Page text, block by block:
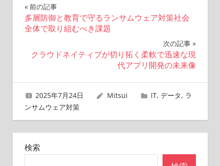
投
稿
ナ
ゲ
ー
シ
ョ
前の記事
多層防御と教育で守るランサムウェア対策社会
全体で取り組むべき課題
次の記事
クラウドネイティブが切り拓く柔軟で迅速な現
代アプリ開発の未来像
2025年7月24日 Mitsui IT,データ, ラ
ンサムウェア対策
検索